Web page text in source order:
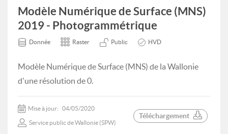
Modèle Numérique de Surface (MNS)
2019 - Photogrammétrique
Donnée Raster Public HVD
Modèle Numérique de Surface (MNS) de la Wallonie
d'une résolution de 0.
Mise à jour: 04/05/2020
Service public de Wallonie (SPW)
Téléchargement